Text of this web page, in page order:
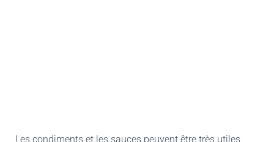
Les condiments et les sauces peuvent être très utiles